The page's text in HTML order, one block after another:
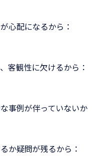
心配になるから：
客観性に欠けるから：
事例が伴っていないか
か疑問が残るから：